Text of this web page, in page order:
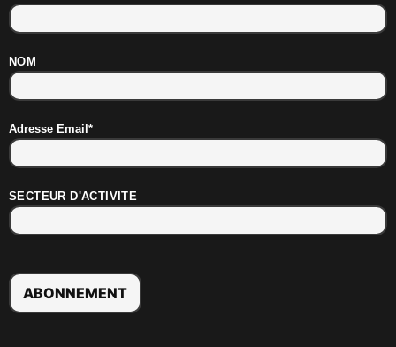
NOM
Adresse Email*
SECTEUR D'ACTIVITE